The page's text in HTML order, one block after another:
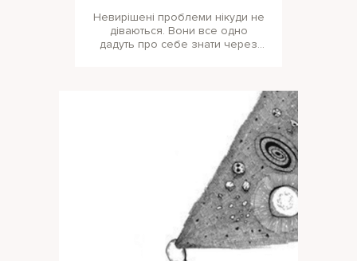
Невирішені проблеми нікуди не
діваються. Вони все одно
дадуть про себе знати через